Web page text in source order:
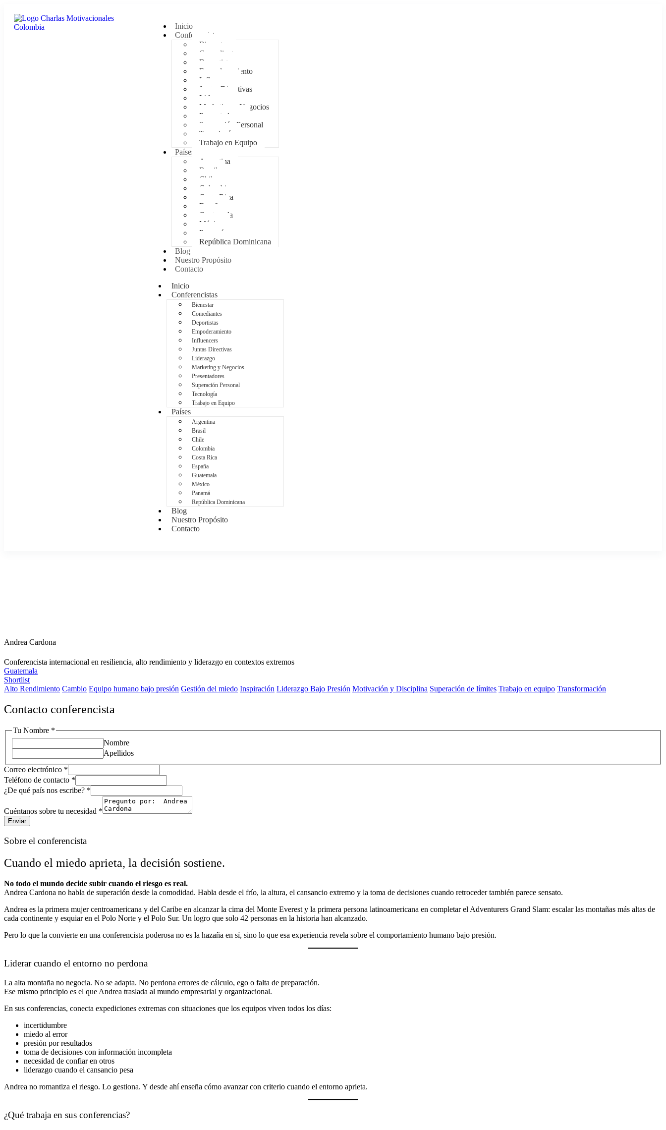
Inicio
Conferencistas
Bienestar
Comediantes
Deportistas
Empoderamiento
Influencers
Juntas Directivas
Liderazgo
Marketing y Negocios
Presentadores
Superación Personal
Tecnología
Trabajo en Equipo
Países
Argentina
Brasil
Chile
Colombia
Costa Rica
España
Guatemala
México
Panamá
República Dominicana
Blog
Nuestro Propósito
Contacto
Inicio
Conferencistas
Bienestar
Comediantes
Deportistas
Empoderamiento
Influencers
Juntas Directivas
Liderazgo
Marketing y Negocios
Presentadores
Superación Personal
Tecnología
Trabajo en Equipo
Países
Argentina
Brasil
Chile
Colombia
Costa Rica
España
Guatemala
México
Panamá
República Dominicana
Blog
Nuestro Propósito
Contacto
Andrea Cardona
Conferencista internacional en resiliencia, alto rendimiento y liderazgo en contextos extremos
Guatemala
Shortlist
Alto Rendimiento Cambio Equipo humano bajo presión Gestión del miedo Inspiración Liderazgo Bajo Presión Motivación y Disciplina Superación de límites Trabajo en equipo Transformación
Contacto conferencista
Tu Nombre *
Nombre
Apellidos
Correo electrónico *
Teléfono de contacto *
¿De qué país nos escribe? *
Tu
contacto
Cuéntanos sobre tu necesidad *
Enviar
Sobre el conferencista
Cuando el miedo aprieta, la decisión sostiene.
No todo el mundo decide subir cuando el riesgo es real.
Andrea Cardona no habla de superación desde la comodidad. Habla desde el frío, la altura, el cansancio extremo y la toma de decisiones cuando retroceder también parece sensato.
Andrea es la primera mujer centroamericana y del Caribe en alcanzar la cima del Monte Everest y la primera persona latinoamericana en completar el Adventurers Grand Slam: escalar las montañas más altas de
cada continente y esquiar en el Polo Norte y el Polo Sur. Un logro que solo 42 personas en la historia han alcanzado.
Pero lo que la convierte en una conferencista poderosa no es la hazaña en sí, sino lo que esa experiencia revela sobre el comportamiento humano bajo presión.
Liderar cuando el entorno no perdona
La alta montaña no negocia. No se adapta. No perdona errores de cálculo, ego o falta de preparación.
Ese mismo principio es el que Andrea traslada al mundo empresarial y organizacional.
En sus conferencias, conecta expediciones extremas con situaciones que los equipos viven todos los días:
incertidumbre
miedo al error
presión por resultados
toma de decisiones con información incompleta
necesidad de confiar en otros
liderazgo cuando el cansancio pesa
Andrea no romantiza el riesgo. Lo gestiona. Y desde ahí enseña cómo avanzar con criterio cuando el entorno aprieta.
¿Qué trabaja en sus conferencias?